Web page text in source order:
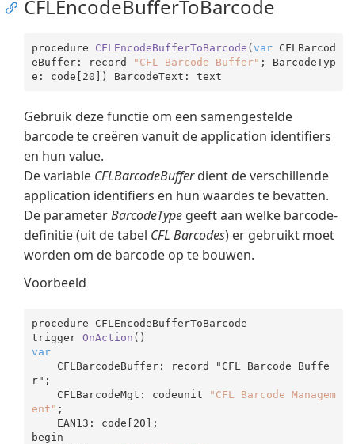
CFLEncodeBufferToBarcode
procedure CFLEncodeBufferToBarcode (var CFLBarcod
eBuffer: record
"CFL Barcode Buffer" ; BarcodeTyp
e: code[ 20 ]
Gebruik deze functie om een samengestelde
barcode te creëren vanuit de application identifiers
en hun value.
De variable CFLBarcodeBufferdient de verschillende
application identifiers en hun waardes te bevatten.
De parameterBarcodeType geeft aan welke barcode-
definitie (uit de tabel CFL Barcodes) er gebruikt moet
worden om de barcode op te bouwen.
Voorbeeld
procedure CFLEncodeBufferToBarcode
trigger OnAction (
var
r" ;
    CFLBarcodeMgt: codeunit
"CFL Barcode Managem
ent" ;
    EAN13: code[
20 ];
begin